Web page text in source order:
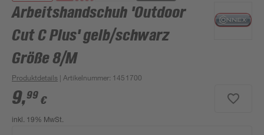
Arbeitshandschuh 'Outdoor
Cut C Plus' gelb/schwarz
Größe 8/M
Produktdetails | Artikelnummer: 1451700
9,99 €
inkl. 19% MwSt.